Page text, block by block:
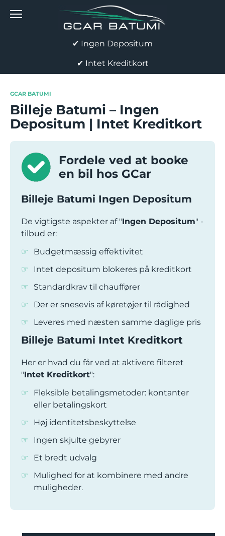
✔ Ingen Depositum
✔ Intet Kreditkort
GCAR BATUMI
Billeje Batumi – Ingen
Depositum | Intet Kreditkort
Fordele ved at booke
en bil hos GCar
Billeje Batumi Ingen Depositum
De vigtigste aspekter af "Ingen Depositum" -
tilbud er:
Budgetmæssig effektivitet
Intet depositum blokeres på kreditkort
Standardkrav til chauffører
Der er snesevis af køretøjer til rådighed
Leveres med næsten samme daglige pris
Billeje Batumi Intet Kreditkort
Her er hvad du får ved at aktivere filteret
"Intet Kreditkort":
Fleksible betalingsmetoder: kontanter
eller betalingskort
Høj identitetsbeskyttelse
Ingen skjulte gebyrer
Et bredt udvalg
Mulighed for at kombinere med andre
muligheder.